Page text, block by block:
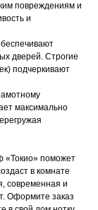
повреждениям и
и
дверей. Строгие
подчеркивают
максимально
«Токио» поможет
в комнате
современная и
Оформите заказ